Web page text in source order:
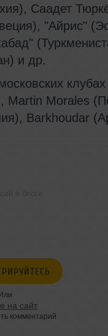
Саадет
"Айрис"
и др.
Morales
Barkhoudar
Или
на сайт
комментарий